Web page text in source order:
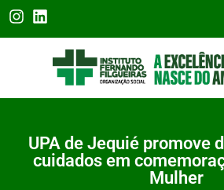
UPA de Jequié promove
cuidados em
Mulher